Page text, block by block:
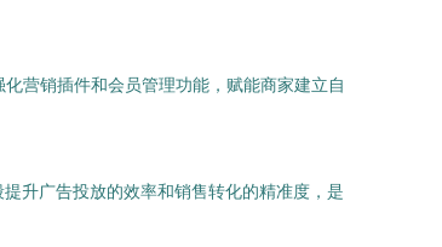
营销插件和会员管理功能，赋能商家建立自
升广告投放的效率和销售转化的精准度，是